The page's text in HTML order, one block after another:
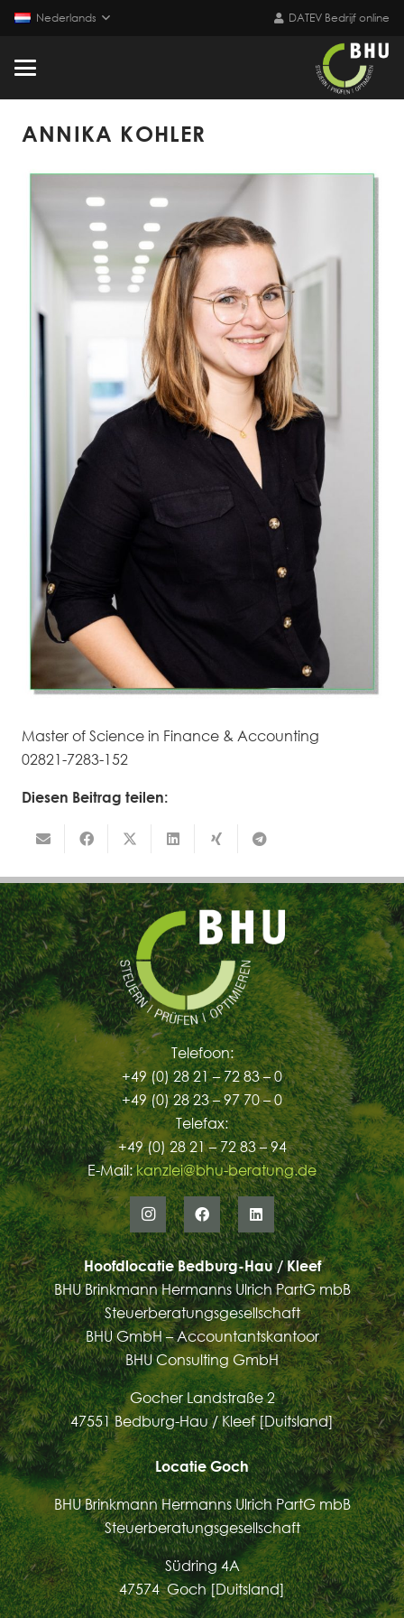
Nederlands DATEV Bedrijf online
ANNIKA KOHLER
Master of Science in Finance & Accounting
02821-7283-152
Diesen Beitrag teilen:
Telefoon:
+49 (0) 28 21 – 72 83 – 0
+49 (0) 28 23 – 97 70 – 0
Telefax:
+49 (0) 28 21 – 72 83 – 94
E-Mail:kanzlei@bhu-beratung.de
Hoofdlocatie Bedburg-Hau / Kleef
BHU Brinkmann Hermanns Ulrich PartG mbB
Steuerberatungsgesellschaft
BHU GmbH – Accountantskantoor
BHU Consulting GmbH
Gocher Landstraße 2
47551 Bedburg-Hau / Kleef [Duitsland]
Locatie Goch
BHU Brinkmann Hermanns Ulrich PartG mbB
Steuerberatungsgesellschaft
Südring 4A
47574 Goch [Duitsland]